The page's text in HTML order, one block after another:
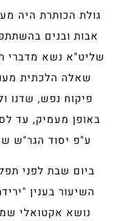
גולת הכותרת היה
אבות ובנים
שליט"א נשא מדברי
שאלה הלכתית
פיקוח נפש, שדנו
באופן מעמיק, עד
ע"פ יסוד הגר"ש
ביום שבת לפני
השיעור בענין
נושא אקטואלי